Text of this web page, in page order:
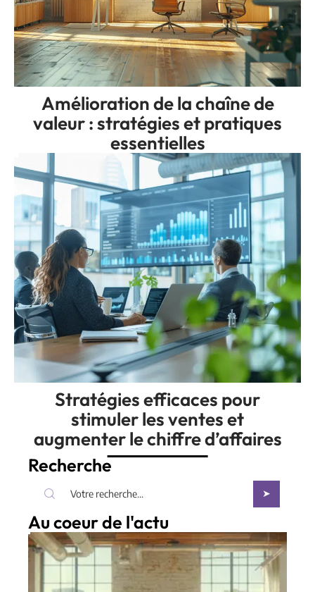
Amélioration de la chaîne de
valeur : stratégies et pratiques
essentielles
Stratégies efficaces pour
stimuler les ventes et
augmenter le chiffre d’affaires
Recherche
Au coeur de l'actu